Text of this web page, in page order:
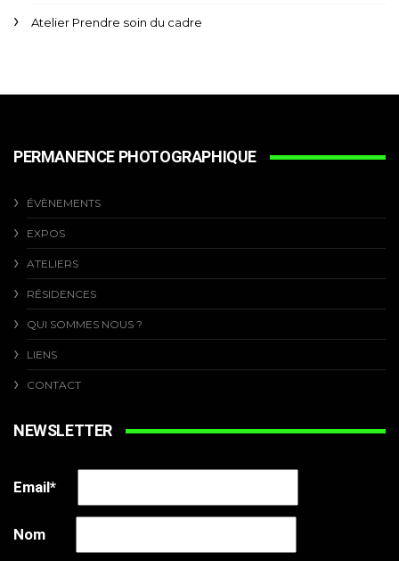
Atelier Prendre soin du cadre
PERMANENCE PHOTOGRAPHIQUE
ÉVÈNEMENTS
EXPOS
ATELIERS
RÉSIDENCES
QUI SOMMES NOUS ?
LIENS
CONTACT
NEWSLETTER
Email*
Nom